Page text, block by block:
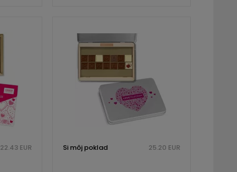
22.43 EUR Si môj poklad 25.20 EUR